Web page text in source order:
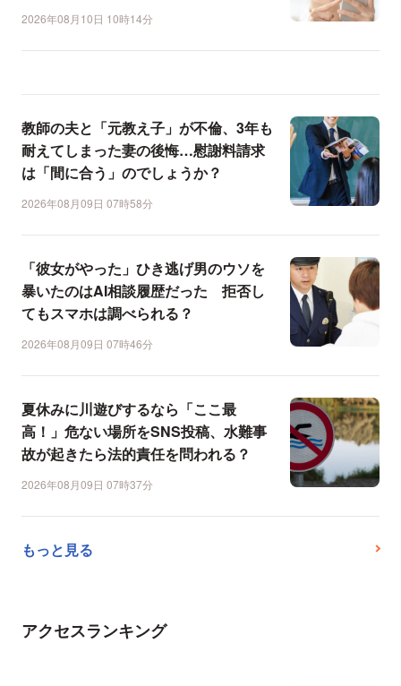
2026年08月10日 10時14分
教師の夫と「元教え子」が不倫、3年も
耐えてしまった妻の後悔…慰謝料請求
は「間に合う」のでしょうか？
2026年08月09日 07時58分
「彼女がやった」ひき逃げ男のウソを
暴いたのはAI相談履歴だった 拒否し
てもスマホは調べられる？
2026年08月09日 07時46分
夏休みに川遊びするなら「ここ最
高！」危ない場所をSNS投稿、水難事
故が起きたら法的責任を問われる？
2026年08月09日 07時37分
もっと見る
アクセスランキング